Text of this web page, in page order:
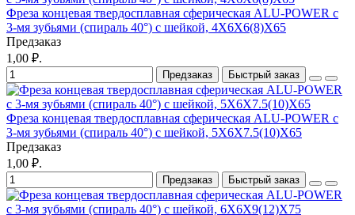
Фреза концевая твердосплавная сферическая ALU-POWER с
3-мя зубьями (спираль 40°) с шейкой, 4X6X6(8)X65
Предзаказ
1,00 ₽.
Предзаказ Быстрый заказ
Фреза концевая твердосплавная сферическая ALU-POWER с
3-мя зубьями (спираль 40°) с шейкой, 5X6X7.5(10)X65
Предзаказ
1,00 ₽.
Предзаказ Быстрый заказ